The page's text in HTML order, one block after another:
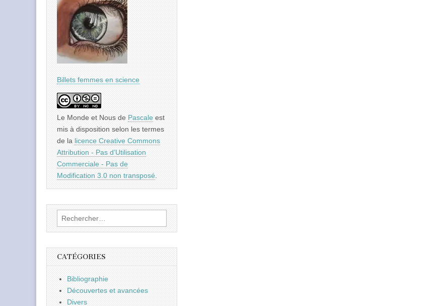
Billets femmes en science
Le Monde et Nous de Pascale est
mis à disposition selon les termes
de la licence Creative Commons
Attribution - Pas d’Utilisation
Commerciale - Pas de
Modification 3.0 non transposé.
Rechercher :
CATÉGORIES
Bibliographie
Découvertes et avancées
Divers